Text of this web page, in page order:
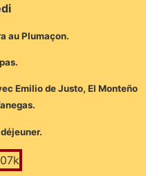
au Plumaçon.
Emilio de Justo, El Monteño